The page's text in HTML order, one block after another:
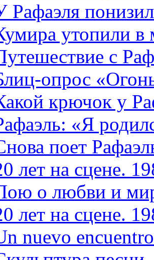
Рафаэля
утопили в
с
опрос
крючок у
«Я
поет
лет на сцене.
о любви и
лет на сцене.
nuevo